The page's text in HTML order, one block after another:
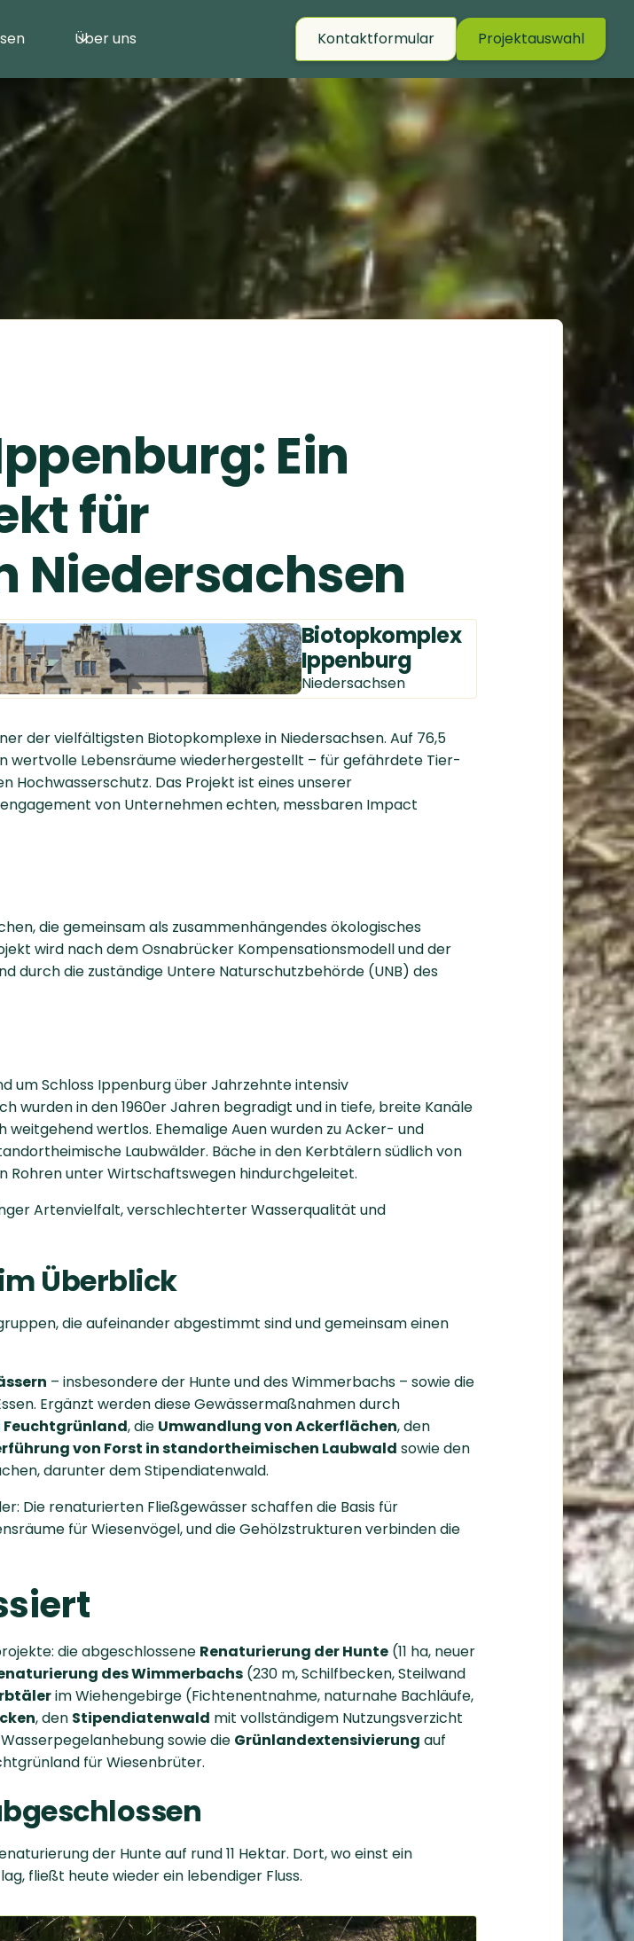
Über uns Kontaktformular Projektauswahl
Ein
für
Niedersachsen
Biotopkomplex
Ippenburg
Niedersachsen
der vielfältigsten Biotopkomplexe in Niedersachsen. Auf 76,5
wertvolle Lebensräume wiederhergestellt – für gefährdete Tier-
Hochwasserschutz. Das Projekt ist eines unserer
von Unternehmen echten, messbaren Impact
die gemeinsam als zusammenhängendes ökologisches
wird nach dem Osnabrücker Kompensationsmodell und der
durch die zuständige Untere Naturschutzbehörde (UNB) des
um Schloss Ippenburg über Jahrzehnte intensiv
wurden in den 1960er Jahren begradigt und in tiefe, breite Kanäle
wertlos. Ehemalige Auen wurden zu Acker- und
Laubwälder. Bäche in den Kerbtälern südlich von
Rohren unter Wirtschaftswegen hindurchgeleitet.
Artenvielfalt, verschlechterter Wasserqualität und
Überblick
die aufeinander abgestimmt sind und gemeinsam einen
– insbesondere der Hunte und des Wimmerbachs – sowie die
Ergänzt werden diese Gewässermaßnahmen durch
Feuchtgrünland, die Umwandlung von Ackerflächen, den
von Forst in standortheimischen Laubwald sowie den
darunter dem Stipendiatenwald.
Die renaturierten Fließgewässer schaffen die Basis für
für Wiesenvögel, und die Gehölzstrukturen verbinden die
die abgeschlossene Renaturierung der Hunte (11 ha, neuer
des Wimmerbachs (230 m, Schilfbecken, Steilwand
im Wiehengebirge (Fichtenentnahme, naturnahe Bachläufe,
, den Stipendiatenwald mit vollständigem Nutzungsverzicht
sowie die Grünlandextensivierung auf
für Wiesenbrüter.
der Hunte auf rund 11 Hektar. Dort, wo einst ein
fließt heute wieder ein lebendiger Fluss.